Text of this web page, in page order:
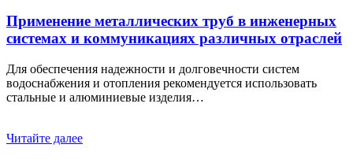
Применение металлических труб в инженерных
системах и коммуникациях различных отраслей
Для обеспечения надежности и долговечности систем
водоснабжения и отопления рекомендуется использовать
стальные и алюминиевые изделия…
Читайте далее